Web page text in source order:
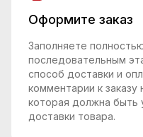
Оформите заказ
Заполняете
последовательным
способ доставки и
комментарии к заказу
которая должна быть
доставки товара.